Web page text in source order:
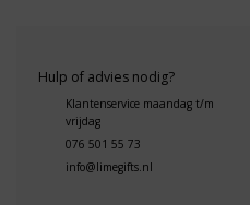
Hulp of advies nodig?
Klantenservice maandag t/m
vrijdag
076 501 55 73
info@limegifts.nl